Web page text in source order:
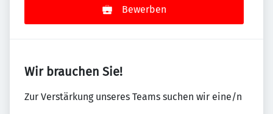
Bewerben
Wir brauchen Sie!
Zur Verstärkung unseres Teams suchen wir eine/n